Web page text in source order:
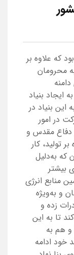
که علاوه بر
محرومان
ایجاد بنیاد
بنیاد در
در امور
دفاع مقدس و
تولید، کار
که به‌دلیل
بیشتر
منابع انرژی
و به‌ویژه
زده و
تا به این
و هم به
خود ادامه